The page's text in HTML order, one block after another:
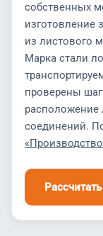
собственных
изготовление
из листового
Марка стали
проверены
расположение
соединений.